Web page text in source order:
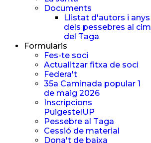
Documents
Llistat d'autors i anys
dels pessebres al cim
del Taga
Formularis
Fes-te soci
Actualitzar fitxa de soci
Federa't
35a Caminada popular 1
de maig 2026
Inscripcions
PuigestelUP
Pessebre al Taga
Cessió de material
Dona't de baixa